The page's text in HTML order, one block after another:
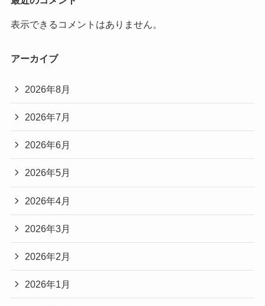
表示できるコメントはありません。
アーカイブ
2026年8月
2026年7月
2026年6月
2026年5月
2026年4月
2026年3月
2026年2月
2026年1月